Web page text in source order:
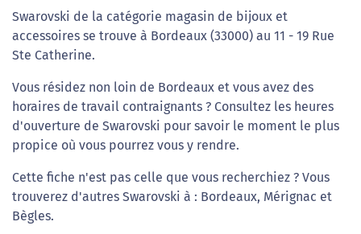
Swarovski de la catégorie magasin de bijoux et
accessoires se trouve à Bordeaux (33000) au 11 - 19 Rue
Ste Catherine.
Vous résidez non loin de Bordeaux et vous avez des
horaires de travail contraignants ? Consultez les heures
d'ouverture de Swarovski pour savoir le moment le plus
propice où vous pourrez vous y rendre.
Cette fiche n'est pas celle que vous recherchiez ? Vous
trouverez d'autres Swarovski à : Bordeaux, Mérignac et
Bègles.